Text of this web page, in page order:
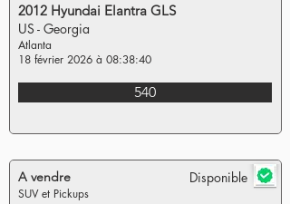
2012 Hyundai Elantra GLS
US - Georgia
Atlanta
18 février 2026 à 08:38:40
540
A vendre Disponible
SUV et Pickups